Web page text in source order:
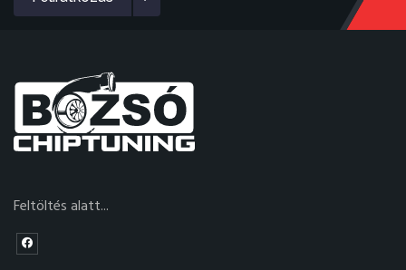
Feltöltés alatt...